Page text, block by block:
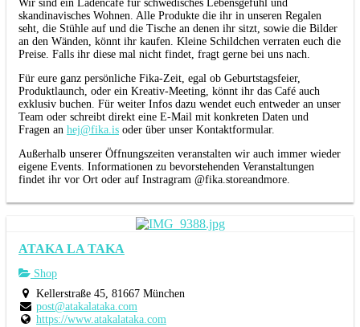
Wir sind ein Ladencafé für schwedisches Lebensgefühl und
skandinavisches Wohnen. Alle Produkte die ihr in unseren Regalen
seht, die Stühle auf und die Tische an denen ihr sitzt, sowie die Bilder
an den Wänden, könnt ihr kaufen. Kleine Schildchen verraten euch die
Preise. Falls ihr diese mal nicht findet, fragt gerne bei uns nach.
Für eure ganz persönliche Fika-Zeit, egal ob Geburtstagsfeier,
Produktlaunch, oder ein Kreativ-Meeting, könnt ihr das Café auch
exklusiv buchen. Für weiter Infos dazu wendet euch entweder an unser
Team oder schreibt direkt eine E-Mail mit konkreten Daten und
Fragen an hej@fika.is oder über unser Kontaktformular.
Außerhalb unserer Öffnungszeiten veranstalten wir auch immer wieder
eigene Events. Informationen zu bevorstehenden Veranstaltungen
findet ihr vor Ort oder auf Instragram @fika.storeandmore.
ATAKA LA TAKA
Shop
Kellerstraße 45, 81667 München
post@atakalataka.com
https://www.atakalataka.com